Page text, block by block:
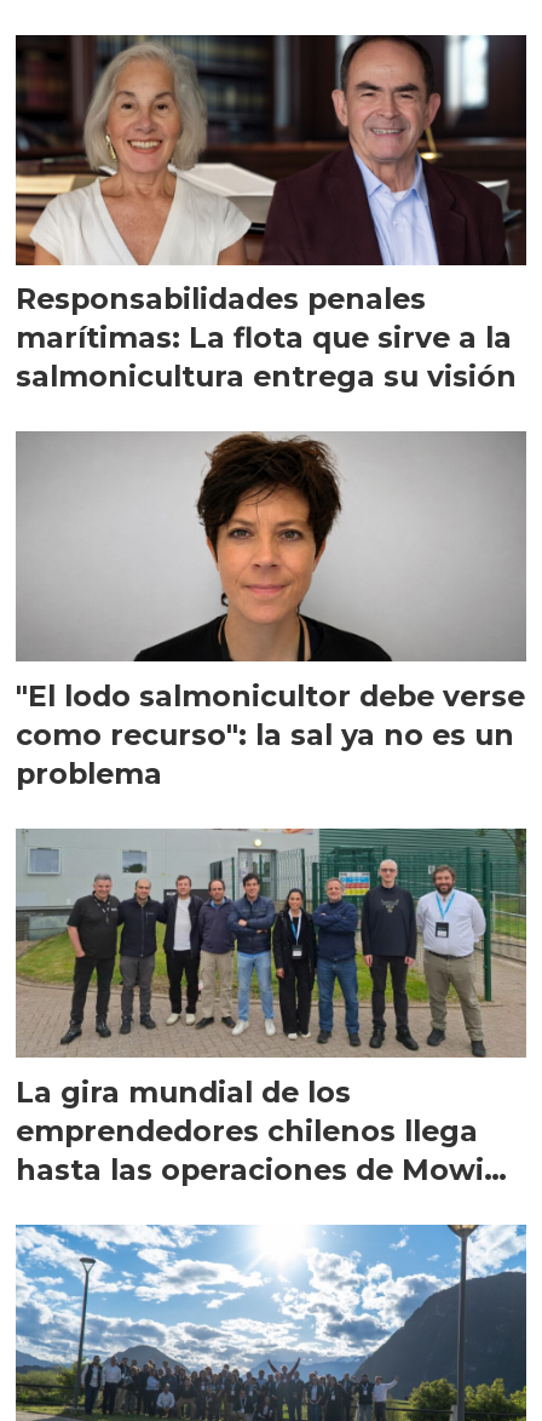
Responsabilidades penales
marítimas: La flota que sirve a la
salmonicultura entrega su visión
"El lodo salmonicultor debe verse
como recurso": la sal ya no es un
problema
La gira mundial de los
emprendedores chilenos llega
hasta las operaciones de Mowi